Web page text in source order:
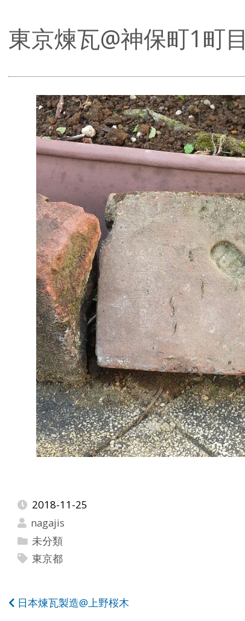
東京煉瓦@神保町1町目
2018-11-25
nagajis
未分類
東京都
投日本煉瓦製造@上野桜木